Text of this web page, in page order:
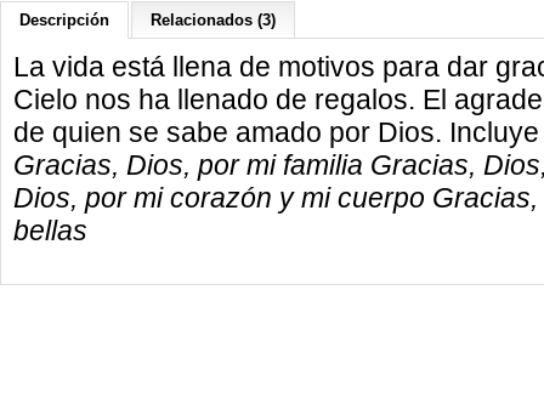
Descripción Relacionados (3)
La vida está llena de motivos para dar
Cielo nos ha llenado de regalos. El
de quien se sabe amado por Dios.
Gracias, Dios, por mi familia Gracias,
Dios, por mi corazón y mi cuerpo
bellas